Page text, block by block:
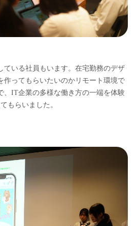
ている社員もいます。在宅勤務のデザ
作ってもらいたいのかリモート環境で
、IT企業の多様な働き方の一端を体験
てもらいました。